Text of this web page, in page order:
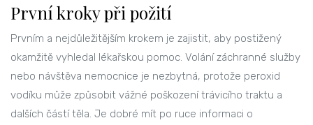
První kroky při požití
Prvním a nejdůležitějším krokem je zajistit, aby postižený
okamžitě vyhledal lékařskou pomoc. Volání záchranné služby
nebo návštěva nemocnice je nezbytná, protože peroxid
vodíku může způsobit vážné poškození trávicího traktu a
dalších částí těla. Je dobré mít po ruce informaci o